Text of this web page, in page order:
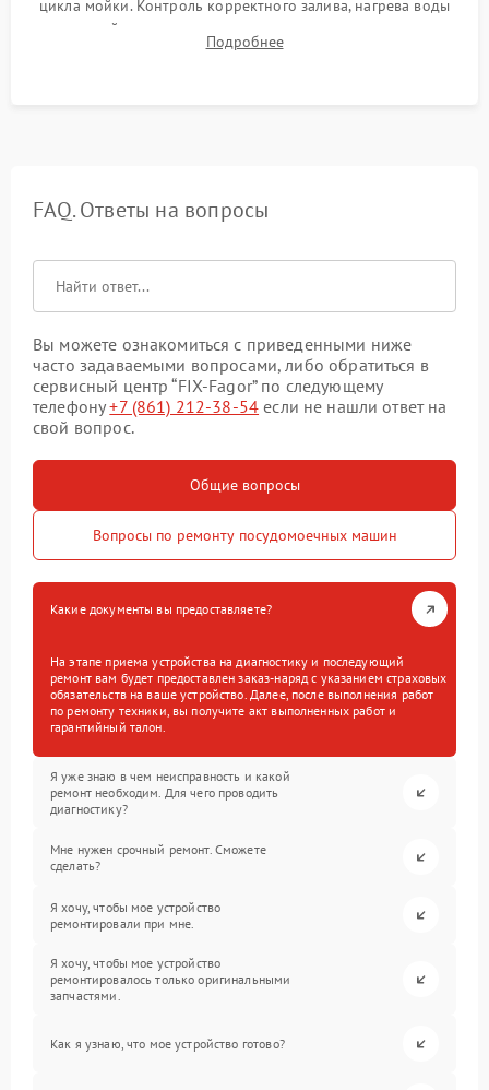
цикла мойки. Контроль корректного залива, нагрева воды
до нужной температуры, отсутствия посторонних шумов,
штатного слива и абсолютной сухости в поддоне.
Подробнее
FAQ. Ответы на вопросы
Вы можете ознакомиться с приведенными ниже
часто задаваемыми вопросами, либо обратиться в
сервисный центр “FIX-Fagor” по следующему
телефону+7 (861) 212-38-54 если не нашли ответ на
свой вопрос.
Общие вопросы
Вопросы по ремонту посудомоечных машин
Какие документы вы предоставляете?
На этапе приема устройства на диагностику и последующий
ремонт вам будет предоставлен заказ-наряд с указанием страховых
обязательств на ваше устройство. Далее, после выполнения работ
по ремонту техники, вы получите акт выполненных работ и
гарантийный талон.
Я уже знаю в чем неисправность и какой
ремонт необходим. Для чего проводить
диагностику?
Мне нужен срочный ремонт. Сможете
сделать?
Я хочу, чтобы мое устройство
ремонтировали при мне.
Я хочу, чтобы мое устройство
ремонтировалось только оригинальными
запчастями.
Как я узнаю, что мое устройство готово?